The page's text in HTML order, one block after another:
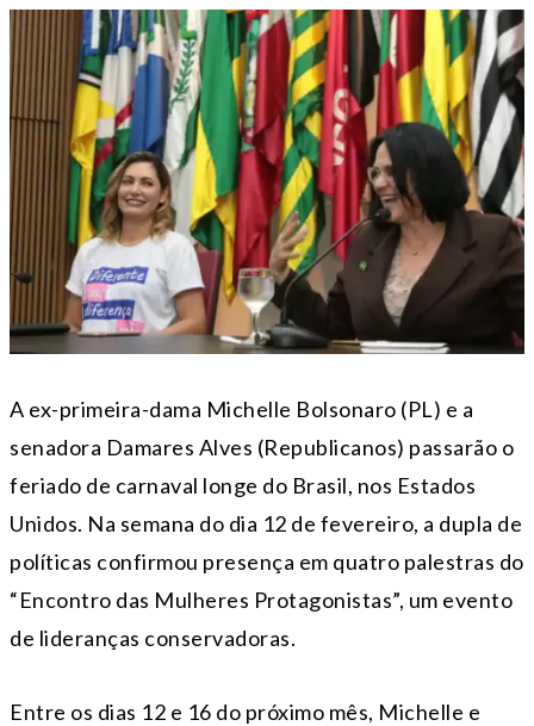
A ex-primeira-dama Michelle Bolsonaro (PL) e a
senadora Damares Alves (Republicanos) passarão o
feriado de carnaval longe do Brasil, nos Estados
Unidos. Na semana do dia 12 de fevereiro, a dupla de
políticas confirmou presença em quatro palestras do
“Encontro das Mulheres Protagonistas”, um evento
de lideranças conservadoras.
Entre os dias 12 e 16 do próximo mês, Michelle e